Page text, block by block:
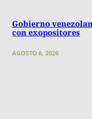
Gobierno
con exopositores
AGOSTO 6, 2026